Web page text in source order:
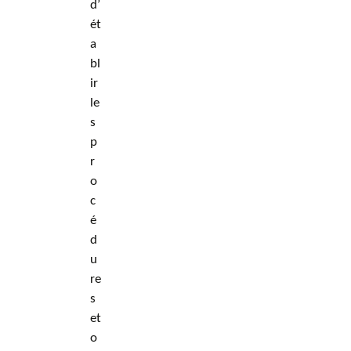
d’
ét
a
bl
ir
le
s
p
r
o
c
é
d
u
re
s
et
o